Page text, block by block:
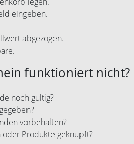
eingeben.
abgezogen.
funktioniert nicht?
noch gültig?
vorbehalten?
Produkte geknüpft?